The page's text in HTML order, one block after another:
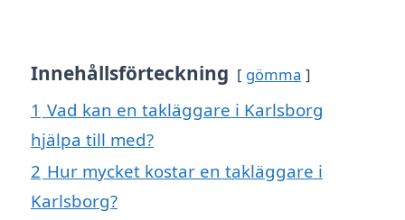
Innehållsförteckning gömma
1 Vad kan en takläggare i Karlsborg
hjälpa till med?
2 Hur mycket kostar en takläggare i
Karlsborg?